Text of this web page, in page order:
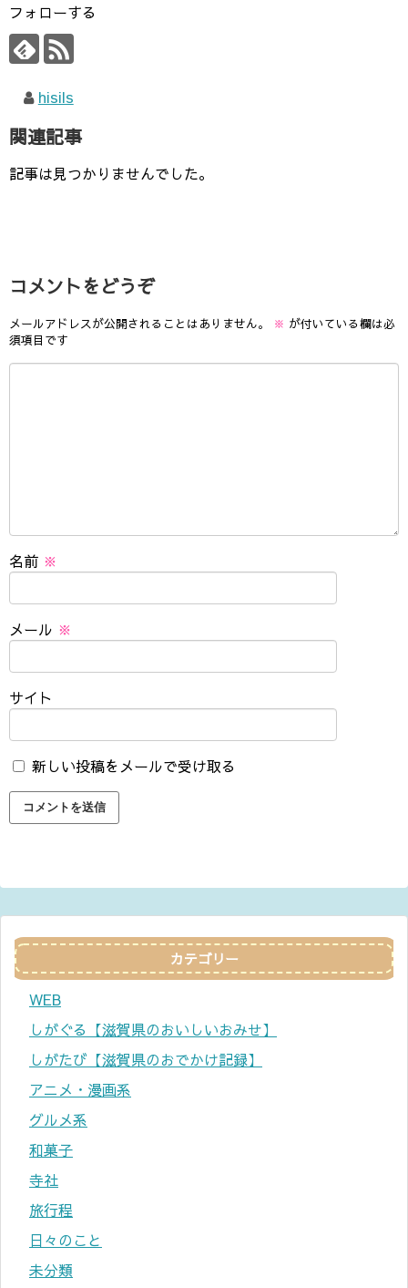
フォローする
hisils
関連記事
記事は見つかりませんでした。
コメントをどうぞ
メールアドレスが公開されることはありません。 ※ が付いている欄は必
須項目です
名前 ※
メール ※
サイト
新しい投稿をメールで受け取る
カテゴリー
WEB
しがぐる【滋賀県のおいしいおみせ】
しがたび【滋賀県のおでかけ記録】
アニメ・漫画系
グルメ系
和菓子
寺社
旅行程
日々のこと
未分類